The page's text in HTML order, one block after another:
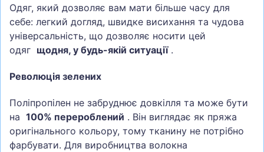
Одяг, який дозволяє вам мати більше часу для
себе: легкий догляд, швидке висихання та чудова
універсальність, що дозволяє носити цей
одяг щодня, у будь-якій ситуації.
Революція зелених
Поліпропілен не забруднює довкілля та може бути
на 100% перероблений . Він виглядає як пряжа
оригінального кольору, тому тканину не потрібно
фарбувати. Для виробництва волокна